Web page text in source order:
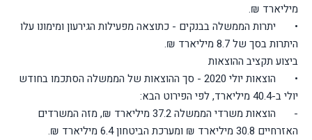
מיליארד ₪.
•
יתרות הממשלה בבנקים - כתוצאה מפעילות הגירעון ומימונו עלו
היתרות בסך של 8.7 מיליארד ₪.
ביצוע תקציב ההוצאות
•
הוצאות יולי 2020 - סך ההוצאות של הממשלה הסתכמו בחודש
יולי ב-40.4 מיליארד, לפי הפירוט הבא:
-
הוצאות משרדי הממשלה 37.2 מיליארד ₪, מזה המשרדים
האזרחיים 30.8 מיליארד ₪ ומערכת הביטחון 6.4 מיליארד ₪.